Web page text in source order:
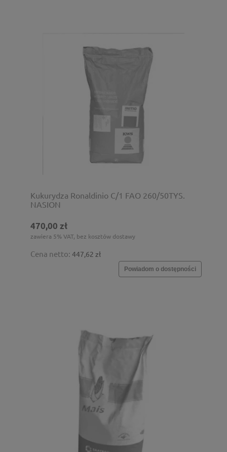
Kukurydza Ronaldinio C/1 FAO 260/50TYS.
NASION
470,00 zł
zawiera 5% VAT, bez kosztów dostawy
Cena netto: 447,62 zł
Powiadom o dostępności